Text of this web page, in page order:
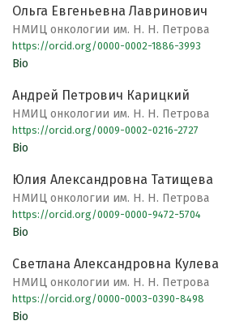
Ольга Евгеньевна Лавринович
НМИЦ онкологии им. Н. Н. Петрова
https://orcid.org/0000-0002-1886-3993
Bio
Андрей Петрович Карицкий
НМИЦ онкологии им. Н. Н. Петрова
https://orcid.org/0009-0002-0216-2727
Bio
Юлия Александровна Татищева
НМИЦ онкологии им. Н. Н. Петрова
https://orcid.org/0009-0000-9472-5704
Bio
Светлана Александровна Кулева
НМИЦ онкологии им. Н. Н. Петрова
https://orcid.org/0000-0003-0390-8498
Bio